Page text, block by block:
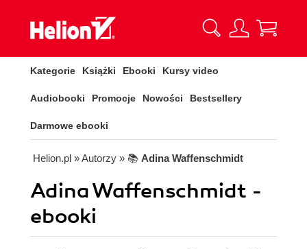
Kategorie Książki Ebooki Kursy video
Audiobooki Promocje Nowości Bestsellery
Darmowe ebooki
Helion.pl » Autorzy » 📚 Adina Waffenschmidt
Adina Waffenschmidt -
ebooki